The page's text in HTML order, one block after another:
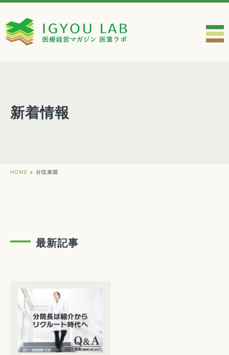
新着情報
HOME > 分院展開
最新記事